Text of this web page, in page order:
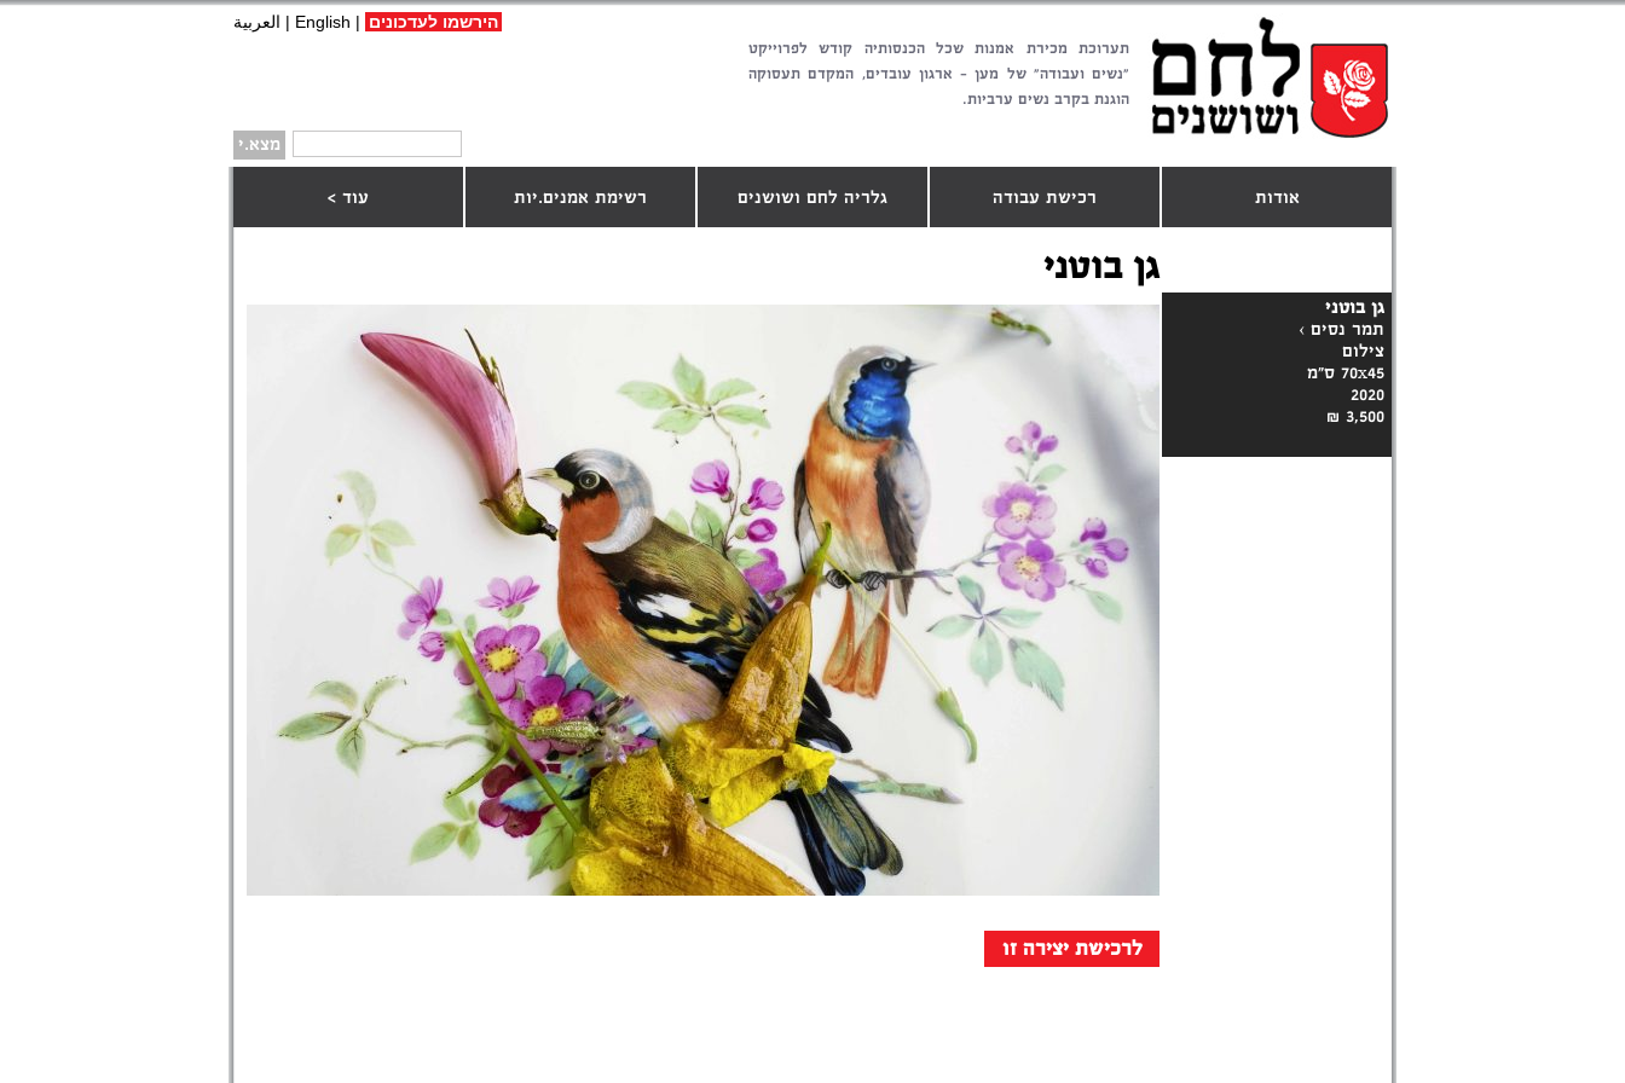
תערוכת מכירת אמנות שכל הכנסותיה קודש לפרוייקט
"נשים ועבודה" של מען - ארגון עובדים, המקדם תעסוקה
הוגנת בקרב נשים ערביות.
הירשמו לעדכונים |
English
| العربية
אודות רכישת עבודה גלריה לחם ושושנים רשימת אמנים.יות עוד >
גן בוטני
תמר נסים ›
צילום
70x45 ס"מ
2020
3,500 ₪
גן בוטני
לרכישת יצירה זו